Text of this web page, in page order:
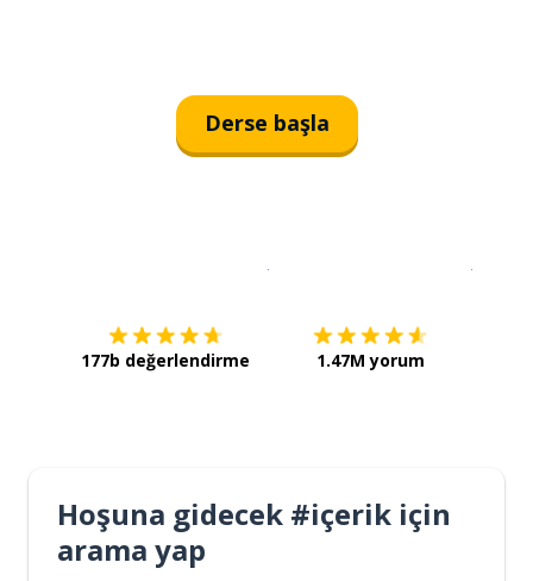
Derse başla
177b değerlendirme 1.47M yorum
Hoşuna gidecek #içerik için
arama yap